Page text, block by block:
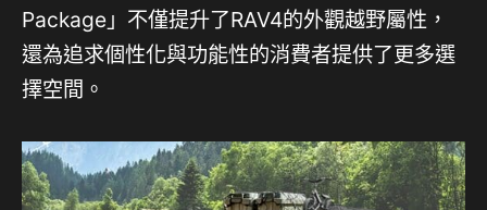
Package」不僅提升了RAV4的外觀越野屬性，
還為追求個性化與功能性的消費者提供了更多選
擇空間。